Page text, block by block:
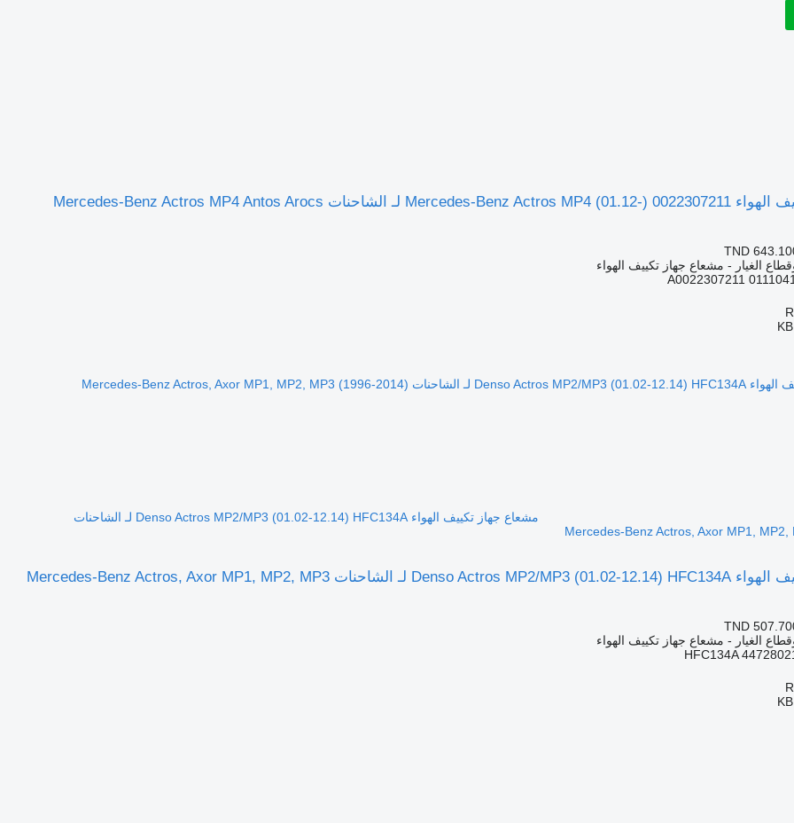
مشعاع جهاز تكييف الهواء Mercedes-Benz Actros MP4 (01.12-) 0022307211 لـ الشاحنات Mercedes-Benz Actros MP4 Antos Arocs
TND
الغيار - مشعاع جهاز تكييف الهواء
مشعاع جهاز تكييف الهواء Denso Actros MP2/MP3 (01.02-12.14) HFC134A لـ الشاحنات
Mercedes-Benz Actros, Axor MP1,
مشعاع جهاز تكييف الهواء Denso Actros MP2/MP3 (01.02-12.14) HFC134A لـ الشاحنات Mercedes-Benz Actros, Axor MP1, MP2, MP3
TND
الغيار - مشعاع جهاز تكييف الهواء
HFC134A